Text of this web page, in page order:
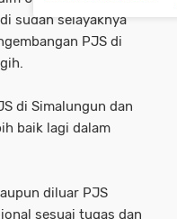
sudah selayaknya
PJS di
di Simalungun dan
baik lagi dalam
diluar PJS
sesuai tugas dan